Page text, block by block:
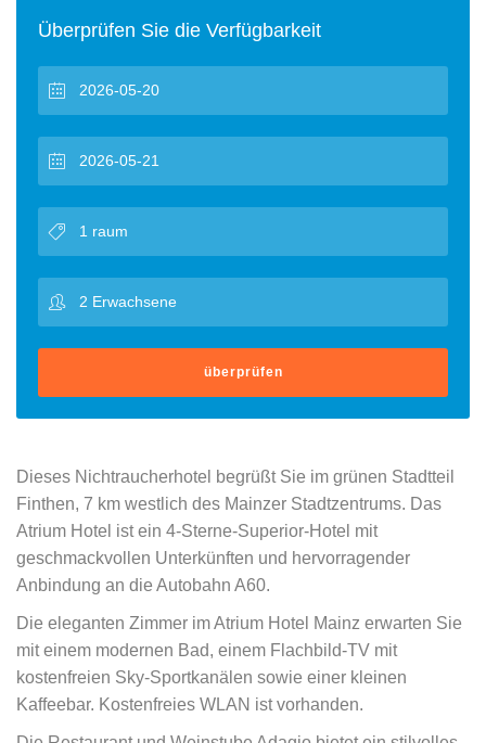
Überprüfen Sie die Verfügbarkeit
überprüfen
Dieses Nichtraucherhotel begrüßt Sie im grünen Stadtteil
Finthen, 7 km westlich des Mainzer Stadtzentrums. Das
Atrium Hotel ist ein 4-Sterne-Superior-Hotel mit
geschmackvollen Unterkünften und hervorragender
Anbindung an die Autobahn A60.
Die eleganten Zimmer im Atrium Hotel Mainz erwarten Sie
mit einem modernen Bad, einem Flachbild-TV mit
kostenfreien Sky-Sportkanälen sowie einer kleinen
Kaffeebar. Kostenfreies WLAN ist vorhanden.